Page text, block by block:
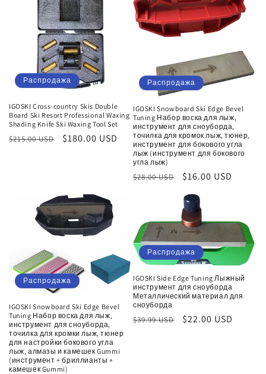
Распродажа
IGOSKI Cross-country Skis Double
Board Ski Resort Professional Waxing
Shading Knife Ski Waxing Tool Set
Обычная
$215.00 USD
Цена
$180.00 USD
Распродажа
IGOSKI Snowboard Ski Edge Bevel
Tuning Набор воска для лыж,
инструмент для сноуборда,
точилка для кромок лыж, тюнер,
инструмент для бокового угла
лыж (инструмент для бокового
угла лыж)
Обычная
$28.00 USD
Цена
со
скидкой
$16.00 USD
Распродажа
IGOSKI Snowboard Ski Edge Bevel
Tuning Набор воска для лыж,
инструмент для сноуборда,
точилка для кромки лыж, тюнер
для настройки бокового угла
лыж, алмазы и камешек Gummi
(инструмент + бриллианты +
камешек Gummi)
Распродажа
IGOSKI Side Edge Tuning Лыжный
инструмент для сноуборда
Металлический материал для
сноуборда
Обычная
$39.99 USD
Цена
$22.00 USD